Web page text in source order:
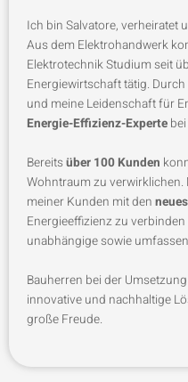
Ich bin Salvatore, verheiratet
Aus dem Elektrohandwerk
Elektrotechnik Studium seit
Energiewirtschaft tätig.
und meine Leidenschaft für
Energie-Effizienz-Experte
Bereits über 100 Kunden
Wohntraum zu verwirklichen.
meiner Kunden mit den
Energieeffizienz zu
unabhängige sowie
Bauherren bei der
innovative und nachhaltige
große Freude.